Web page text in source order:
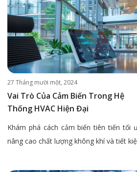
27 Tháng mười một, 2024
Vai Trò Của Cảm Biến Trong Hệ
Thống HVAC Hiện Đại
Khám phá cách cảm biến tiên tiến tối
nâng cao chất lượng không khí và tiết